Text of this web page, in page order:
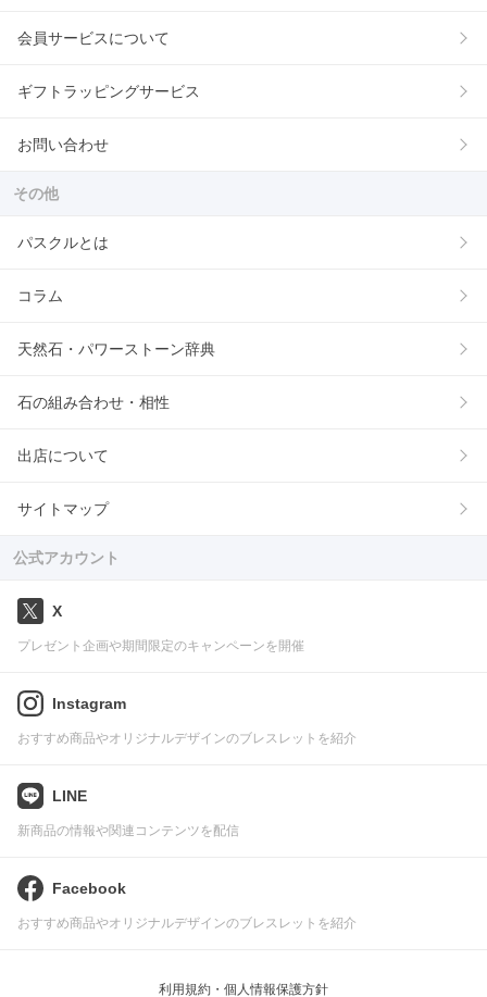
会員サービスについて
ギフトラッピングサービス
お問い合わせ
その他
パスクルとは
コラム
天然石・パワーストーン辞典
石の組み合わせ・相性
出店について
サイトマップ
公式アカウント
X
プレゼント企画や期間限定のキャンペーンを開催
Instagram
おすすめ商品やオリジナルデザインのブレスレットを紹介
LINE
新商品の情報や関連コンテンツを配信
Facebook
おすすめ商品やオリジナルデザインのブレスレットを紹介
利用規約・個人情報保護方針